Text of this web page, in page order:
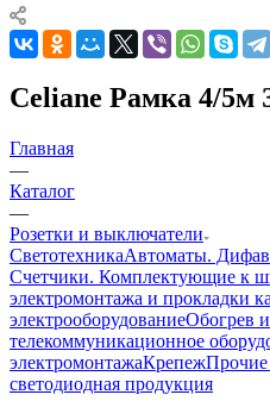
Celiane Рамка 4/5м
Главная
—
Каталог
—
Розетки и выключатели
СветотехникаАвтоматы.
Счетчики. Комплектующие к
электромонтажа и прокладки
электрооборудованиеОбогрев
телекоммуникационное
электромонтажаКрепежПрочие
светодиодная продукция